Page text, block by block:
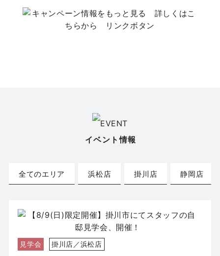
イベント情報
全てのエリア 浜松店 掛川店 静岡店
見学会 掛川店／浜松店